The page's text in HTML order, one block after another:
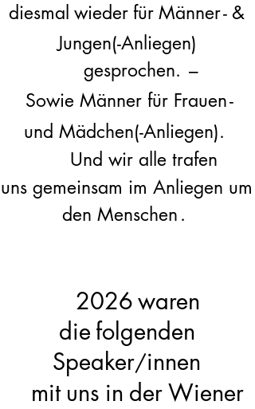
diesmal wieder für Männer- &
Jungen(-Anliegen)
gesprochen. –
Sowie Männer für Frauen-
und Mädchen(-Anliegen).
Und wir alle trafen
uns gemeinsam im Anliegen um
den Menschen .
2026waren
die folgenden
Speaker/innen
mit uns in derWiener